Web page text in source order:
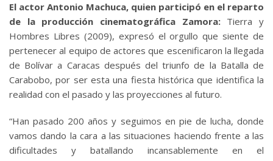
El actor Antonio Machuca, quien participó en el reparto
de la producción cinematográfica Zamora:Tierra y
Hombres Libres (2009), expresó el orgullo que siente de
pertenecer al equipo de actores que escenificaron la llegada
de Bolívar a Caracas después del triunfo de la Batalla de
Carabobo, por ser esta una fiesta histórica que identifica la
realidad con el pasado y las proyecciones al futuro.
“Han pasado 200 años y seguimos en pie de lucha, donde
vamos dando la cara a las situaciones haciendo frente a las
dificultades y batallando incansablemente en el